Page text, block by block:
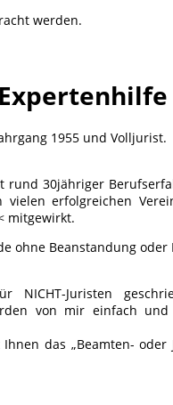
werden.
1955 und Volljurist.
rund 30jähriger
erfolgreichen
mitgewirkt.
ohne Beanstandung oder
Juristen
von mir einfach und
das „Beamten- oder